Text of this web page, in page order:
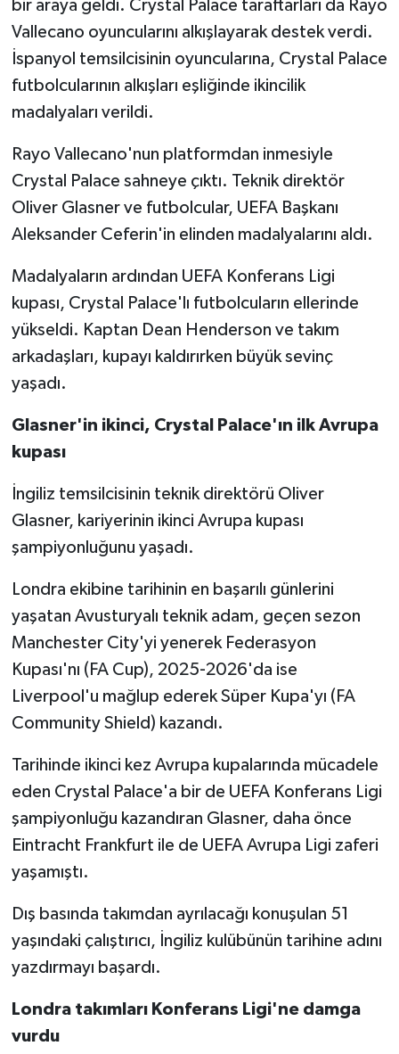
bir araya geldi. Crystal Palace taraftarları da Rayo
Vallecano oyuncularını alkışlayarak destek verdi.
İspanyol temsilcisinin oyuncularına, Crystal Palace
futbolcularının alkışları eşliğinde ikincilik
madalyaları verildi.
Rayo Vallecano'nun platformdan inmesiyle
Crystal Palace sahneye çıktı. Teknik direktör
Oliver Glasner ve futbolcular, UEFA Başkanı
Aleksander Ceferin'in elinden madalyalarını aldı.
Madalyaların ardından UEFA Konferans Ligi
kupası, Crystal Palace'lı futbolcuların ellerinde
yükseldi. Kaptan Dean Henderson ve takım
arkadaşları, kupayı kaldırırken büyük sevinç
yaşadı.
Glasner'in ikinci, Crystal Palace'ın ilk Avrupa
kupası
İngiliz temsilcisinin teknik direktörü Oliver
Glasner, kariyerinin ikinci Avrupa kupası
şampiyonluğunu yaşadı.
Londra ekibine tarihinin en başarılı günlerini
yaşatan Avusturyalı teknik adam, geçen sezon
Manchester City'yi yenerek Federasyon
Kupası'nı (FA Cup), 2025-2026'da ise
Liverpool'u mağlup ederek Süper Kupa'yı (FA
Community Shield) kazandı.
Tarihinde ikinci kez Avrupa kupalarında mücadele
eden Crystal Palace'a bir de UEFA Konferans Ligi
şampiyonluğu kazandıran Glasner, daha önce
Eintracht Frankfurt ile de UEFA Avrupa Ligi zaferi
yaşamıştı.
Dış basında takımdan ayrılacağı konuşulan 51
yaşındaki çalıştırıcı, İngiliz kulübünün tarihine adını
yazdırmayı başardı.
Londra takımları Konferans Ligi'ne damga
vurdu